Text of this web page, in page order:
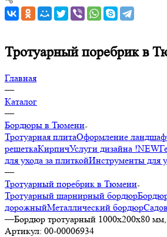
Тротуарный поребрик в
Главная
—
Каталог
—
Бордюры в Тюмени
Тротуарная плитаОформление
решеткаКирпичУслуги дизайна !NEW
для ухода за плиткойИнструменты для
—
Тротуарный поребрик в Тюмени
Тротуарный шарнирный бордюр
дорожныйМеталлический бордюр
—Бордюр тротуарный 1000х200х80
Артикул: 00-00006934